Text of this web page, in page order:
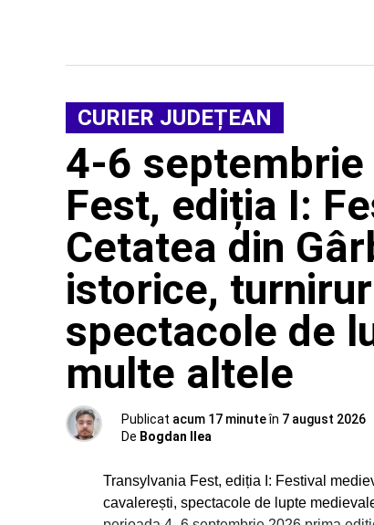
CURIER JUDEȚEAN
4-6 septembrie
Fest, ediția I:
Cetatea din
istorice,
spectacole de
multe altele
Publicat acum 17 minuteîn 7 august 2026
De Bogdan Ilea
Transylvania Fest, ediția I: Festival
cavalerești, spectacole de lupte